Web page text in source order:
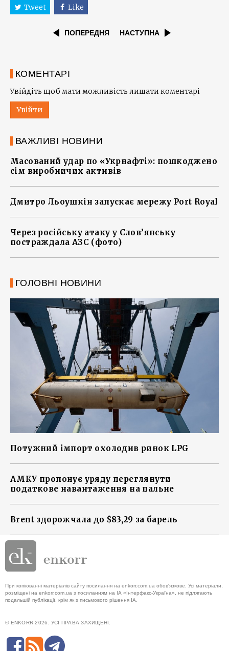
Tweet Like
ПОПЕРЕДНЯ НАСТУПНА
КОМЕНТАРІ
Увійдіть щоб мати можливість лишати коментарі
Увійти
ВАЖЛИВІ НОВИНИ
Масований удар по «Укрнафті»: пошкоджено
сім виробничих активів
Дмитро Льоушкін запускає мережу Port Royal
Через російську атаку у Слов’янську
постраждала АЗС (фото)
ГОЛОВНІ НОВИНИ
Потужний імпорт охолодив ринок LPG
АМКУ пропонує уряду переглянути
податкове навантаження на пальне
Brent здорожчала до $83,29 за барель
При копіюванні матеріалів сайту посилання на enkorr.com.ua обов'язкове. Усі матеріали,
розміщені на enkorr.com.ua з посиланням на ІА «Інтерфакс-Україна», не підлягають
подальшій публікації, крім як з письмового рішення ІА.
© ENKORR 2026. УСІ ПРАВА ЗАХИЩЕНІ.